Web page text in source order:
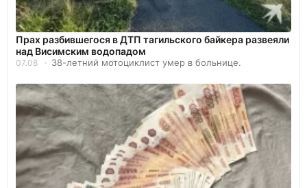
Прах разбившегося в ДТП тагильского байкера развеяли
над Висимским водопадом
07.08 38-летний мотоциклист умер в больнице.